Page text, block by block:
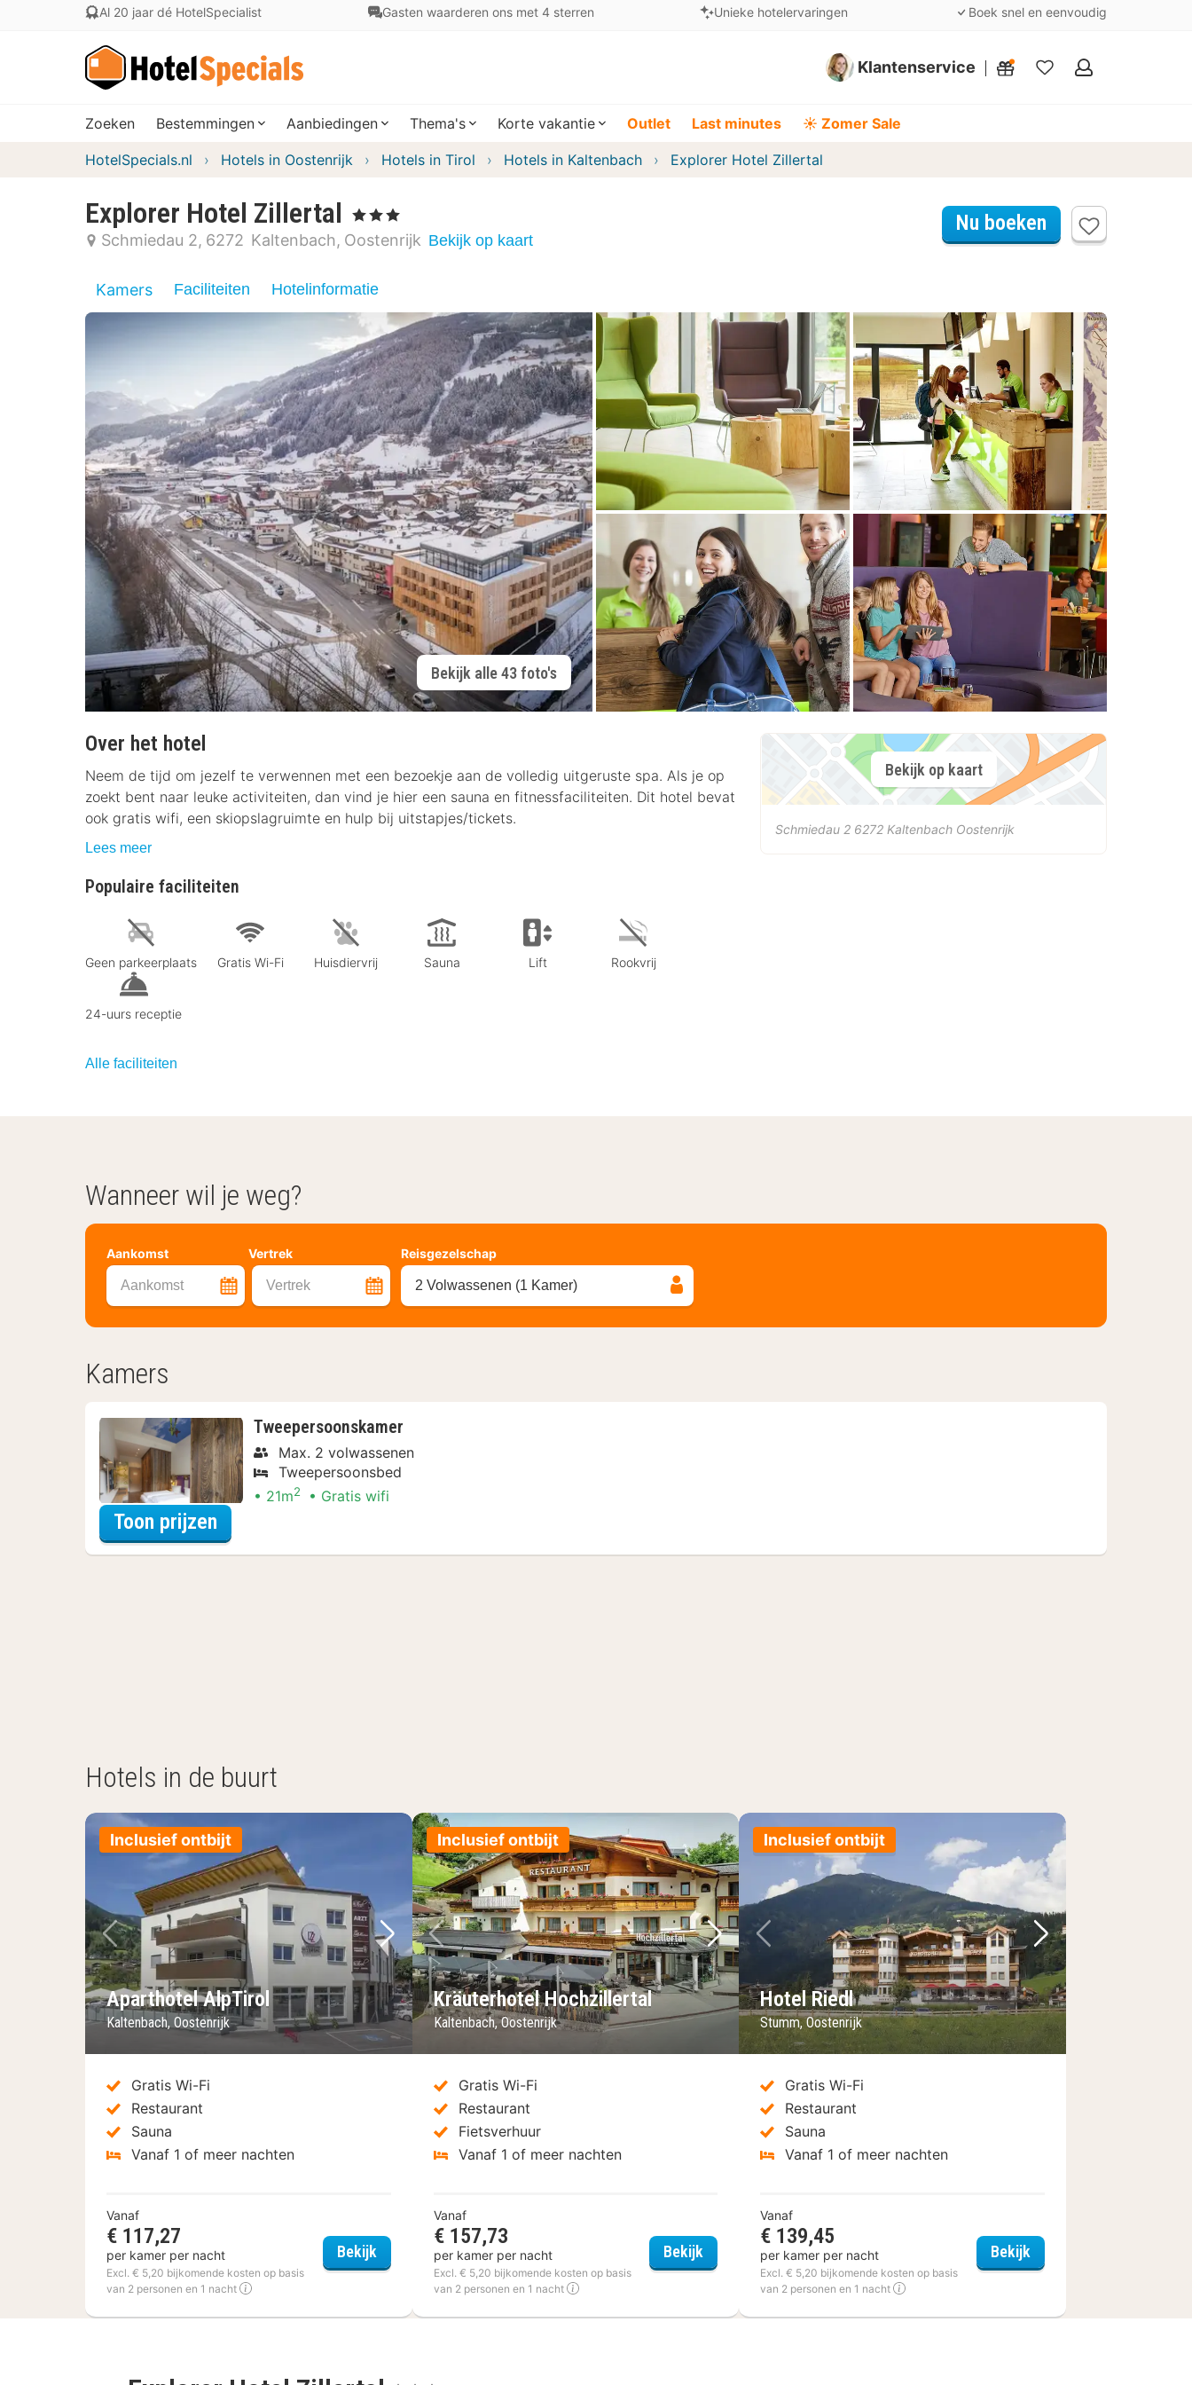
Al 20 jaar dé HotelSpecialist Gasten waarderen ons met 4 sterren Unieke hotelervaringen Boek snel en eenvoudig
Klantenservice
Mijn
Zoeken Bestemmingen Aanbiedingen Thema's Korte vakantie Outlet Last minutes ☀️ Zomer Sale
HotelSpecials.nl Hotels in Oostenrijk Hotels in Tirol Hotels in Kaltenbach Explorer Hotel Zillertal
Explorer Hotel Zillertal , 3 Sterren
Schmiedau 2 6272 Kaltenbach Oostenrijk Bekijk op kaart
Nu boeken
Kamers Faciliteiten Hotelinformatie
Bekijk alle 43 foto's
Over het hotel
Neem de tijd om jezelf te verwennen met een bezoekje aan de volledig uitgeruste spa. Als je op
zoekt bent naar leuke activiteiten, dan vind je hier een sauna en fitnessfaciliteiten. Dit hotel bevat
ook gratis wifi, een skiopslagruimte en hulp bij uitstapjes/tickets.
Lees meer
Populaire faciliteiten
Geen parkeerplaats Gratis Wi-Fi Huisdiervrij Sauna Lift Rookvrij
24-uurs receptie
Alle faciliteiten
Bekijk op kaart
Schmiedau 2 6272 Kaltenbach Oostenrijk
Wanneer wil je weg?
Aankomst Vertrek
Aankomst Vertrek
Reisgezelschap
2 Volwassenen (1 Kamer)
Kamers
Tweepersoonskamer
Max. 2 volwassenen
Tweepersoonsbed
21m2 Gratis wifi
Toon prijzen
Hotels in de buurt
Inclusief ontbijt
Vorige foto
Volgende foto
Aparthotel AlpTirol
Kaltenbach, Oostenrijk
Gratis Wi-Fi
Restaurant
Sauna
Vanaf 1 of meer nachten
Vanaf
€ 117,27
per kamer per nacht
Excl. € 5,20 bijkomende kosten op basis
van 2 personen en 1 nacht
BekijkAparthotel AlpTirol
Inclusief ontbijt
Vorige foto
Volgende foto
Kräuterhotel Hochzillertal
Kaltenbach, Oostenrijk
Gratis Wi-Fi
Restaurant
Fietsverhuur
Vanaf 1 of meer nachten
Vanaf
€ 157,73
per kamer per nacht
Excl. € 5,20 bijkomende kosten op basis
van 2 personen en 1 nacht
Bekijk Kräuterhotel Hochzillertal
Inclusief ontbijt
Vorige foto
Volgende foto
Hotel Riedl
Stumm, Oostenrijk
Gratis Wi-Fi
Restaurant
Sauna
Vanaf 1 of meer nachten
Vanaf
€ 139,45
per kamer per nacht
Excl. € 5,20 bijkomende kosten op basis
van 2 personen en 1 nacht
BekijkHotel Riedl